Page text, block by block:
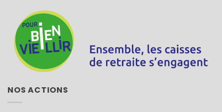
NOS ACTIONS